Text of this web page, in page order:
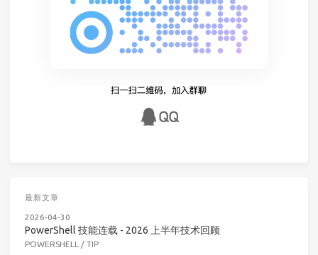
最新文章
2026-04-30
PowerShell 技能连载 - 2026 上半年技术回顾
POWERSHELL / TIP